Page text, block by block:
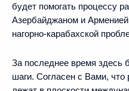
будет помогать процессу
Азербайджаном и
нагорно-карабахской
За последнее время
шаги. Согласен с Вами, что